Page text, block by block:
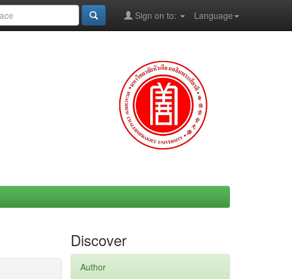
Language
Sign on to:
Discover
Author